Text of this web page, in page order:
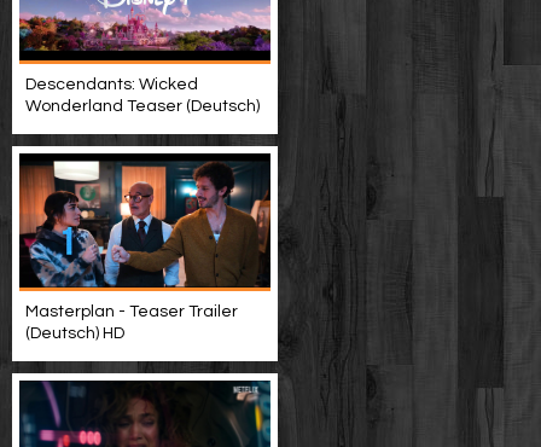
Descendants: Wicked
Wonderland Teaser (Deutsch)
Masterplan - Teaser Trailer
(Deutsch) HD